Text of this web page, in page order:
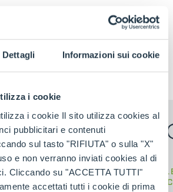
Dettagli Informazioni sui cookie
i cookie
i cookie Il sito utilizza cookies al
pubblicitari e contenuti
sul tasto "RIFIUTA" o sulla "X"
e non verranno inviati cookies al di
Cliccando su "ACCETTA TUTTI"
accettati tutti i cookie di prima
PRODUCTS
Carriers
CINGO TOOL
CARRIER